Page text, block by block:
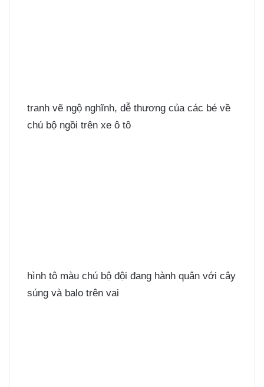
tranh vẽ ngộ nghĩnh, dễ thương của các bé về
chú bộ ngồi trên xe ô tô
hình tô màu chú bộ đội đang hành quân với cây
súng và balo trên vai